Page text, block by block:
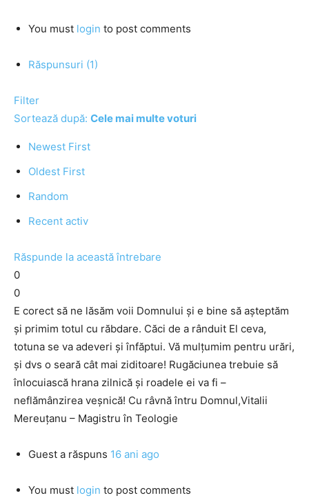
You must login to post comments
Răspunsuri (1)
Filter
Sortează după: Cele mai multe voturi
Newest First
Oldest First
Random
Recent activ
Răspunde la această întrebare
0
0
E corect să ne lăsăm voii Domnului şi e bine să aşteptăm
şi primim totul cu răbdare. Căci de a rânduit El ceva,
totuna se va adeveri şi înfăptui. Vă mulţumim pentru urări,
şi dvs o seară cât mai ziditoare! Rugăciunea trebuie să
înlocuiască hrana zilnică şi roadele ei va fi –
neflămânzirea veşnică! Cu râvnă întru Domnul,Vitalii
Mereuţanu – Magistru în Teologie
Guest a răspuns 16 ani ago
You must login to post comments